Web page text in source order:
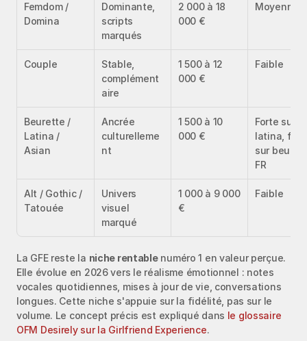
Femdom /
Domina
Dominante,
scripts
marqués
2 000 à 18
000 €
Moyenne
Couple
Stable,
complément
aire
1 500 à 12
000 €
Faible
Beurette /
Latina /
Asian
Ancrée
culturelleme
nt
1 500 à 10
000 €
Forte sur
latina,
sur
FR
Alt / Gothic /
Tatouée
Univers
visuel
marqué
1 000 à 9 000
€
Faible
La GFE reste la niche rentable numéro 1 en valeur perçue.
Elle évolue en 2026 vers le réalisme émotionnel : notes
vocales quotidiennes, mises à jour de vie, conversations
longues. Cette niche s'appuie sur la fidélité, pas sur le
volume. Le concept précis est expliqué dans le glossaire
OFM Desirely sur la Girlfriend Experience.